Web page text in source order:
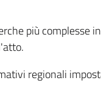
più complesse
regionali